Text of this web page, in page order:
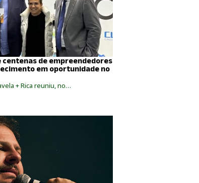
centenas de empreendedores
em oportunidade no
+ Rica reuniu, no…